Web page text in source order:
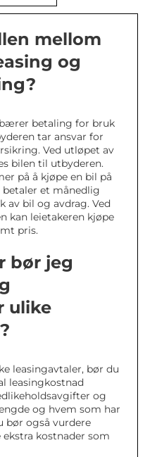
mellom
og
betaling for bruk
tar ansvar for
Ved utløpet av
bilen til utbyderen.
på å kjøpe en bil på
et månedlig
av bil og avdrag. Ved
kan leietakeren kjøpe
pris.
bør jeg
ulike
leasingavtaler, bør du
leasingkostnad
og
og hvem som har
bør også vurdere
kostnader som